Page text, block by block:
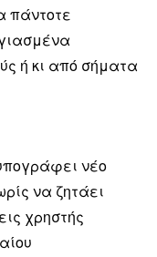
πάντοτε
ή κι από σήματα
νέο
να ζητάει
χρηστής